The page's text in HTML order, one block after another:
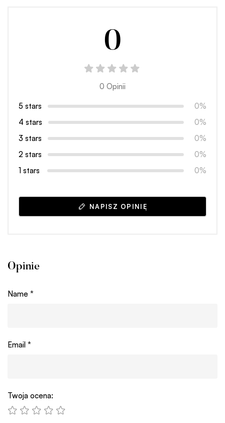
0
0 Opinii
5 stars
0%
4 stars
0%
3 stars
0%
2 stars
0%
1 stars
0%
NAPISZ OPINIĘ
Opinie
Name *
Email *
Twoja ocena: